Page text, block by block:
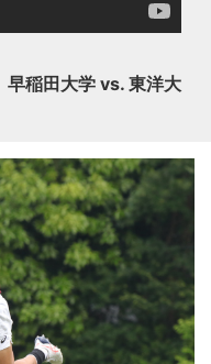
稲田大学 vs. 東洋大